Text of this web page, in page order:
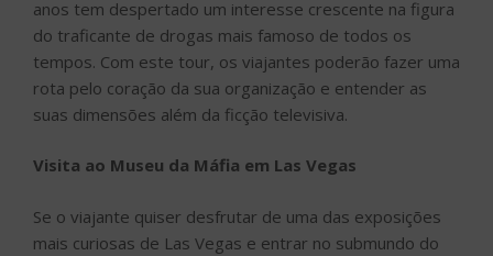
anos tem despertado um interesse crescente na figura
do traficante de drogas mais famoso de todos os
tempos. Com este tour, os viajantes poderão fazer uma
rota pelo coração da sua organização e entender as
suas dimensões além da ficção televisiva.
Visita ao Museu da Máfia em Las Vegas
Se o viajante quiser desfrutar de uma das exposições
mais curiosas de Las Vegas e entrar no submundo do